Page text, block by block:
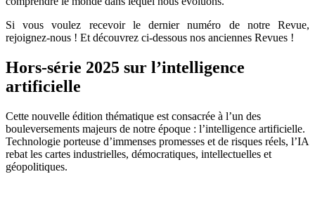
Si vous voulez recevoir le dernier numéro de notre Revue,
rejoignez-nous ! Et découvrez ci-dessous nos anciennes Revues !
Hors-série 2025 sur l’intelligence
artificielle
Cette nouvelle édition thématique est consacrée à l’un des
bouleversements majeurs de notre époque : l’intelligence artificielle.
Technologie porteuse d’immenses promesses et de risques réels, l’IA
rebat les cartes industrielles, démocratiques, intellectuelles et
géopolitiques.